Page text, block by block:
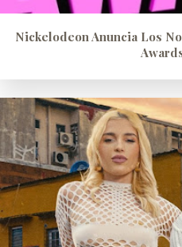
Nickelodeon Anuncia Los